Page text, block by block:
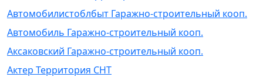
Автомобилистоблбыт Гаражно-строительный кооп.
Автомобиль Гаражно-строительный кооп.
Аксаковский Гаражно-строительный кооп.
Актер Территория СНТ